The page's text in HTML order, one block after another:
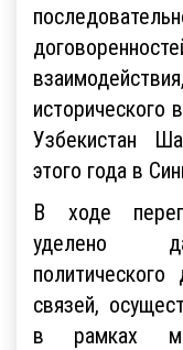
исторического
Узбекистан
этого года в
В ходе
уделено
связей,
в рамках